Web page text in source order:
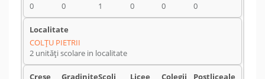
0 0 1 0 0 0
COLŢU PIETRII
2 unități scolare in localitate